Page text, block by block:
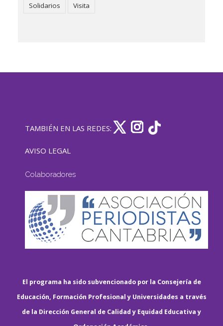
Solidarios
Visita
TAMBIÉN EN LAS REDES:
AVISO LEGAL
Colaboradores
El programa ha sido subvencionado por la Consejería de
Educación, Formación Profesional y Universidades a través
de la Dirección General de Calidad y Equidad Educativa y